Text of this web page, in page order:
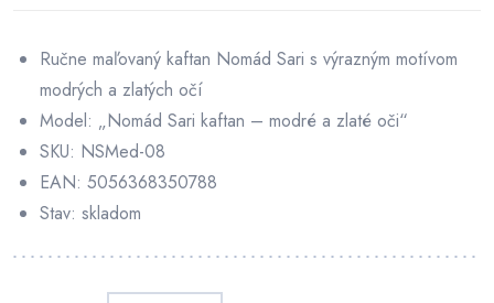
Ručne maľovaný kaftan Nomád Sari s výrazným motívom
modrých a zlatých očí
Model: „Nomád Sari kaftan – modré a zlaté oči“
SKU: NSMed-08
EAN: 5056368350788
Stav: skladom